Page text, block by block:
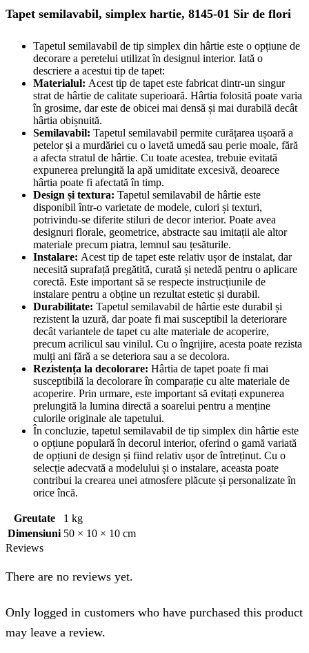
Tapet semilavabil, simplex hartie, 8145-01 Sir de flori
Tapetul semilavabil de tip simplex din hârtie este o opțiune de
decorare a peretelui utilizat în designul interior. Iată o
descriere a acestui tip de tapet:
Materialul: Acest tip de tapet este fabricat dintr-un singur
strat de hârtie de calitate superioară. Hârtia folosită poate varia
în grosime, dar este de obicei mai densă și mai durabilă decât
hârtia obișnuită.
Semilavabil: Tapetul semilavabil permite curățarea ușoară a
petelor și a murdăriei cu o lavetă umedă sau perie moale, fără
a afecta stratul de hârtie. Cu toate acestea, trebuie evitată
expunerea prelungită la apă umiditate excesivă, deoarece
hârtia poate fi afectată în timp.
Design și textura: Tapetul semilavabil de hârtie este
disponibil într-o varietate de modele, culori și texturi,
potrivindu-se diferite stiluri de decor interior. Poate avea
designuri florale, geometrice, abstracte sau imitații ale altor
materiale precum piatra, lemnul sau țesăturile.
Instalare: Acest tip de tapet este relativ ușor de instalat, dar
necesită suprafață pregătită, curată și netedă pentru o aplicare
corectă. Este important să se respecte instrucțiunile de
instalare pentru a obține un rezultat estetic și durabil.
Durabilitate: Tapetul semilavabil de hârtie este durabil și
rezistent la uzură, dar poate fi mai susceptibil la deteriorare
decât variantele de tapet cu alte materiale de acoperire,
precum acrilicul sau vinilul. Cu o îngrijire, acesta poate rezista
mulți ani fără a se deteriora sau a se decolora.
Rezistența la decolorare: Hârtia de tapet poate fi mai
susceptibilă la decolorare în comparație cu alte materiale de
acoperire. Prin urmare, este important să evitați expunerea
prelungită la lumina directă a soarelui pentru a menține
culorile originale ale tapetului.
În concluzie, tapetul semilavabil de tip simplex din hârtie este
o opțiune populară în decorul interior, oferind o gamă variată
de opțiuni de design și fiind relativ ușor de întreținut. Cu o
selecție adecvată a modelului și o instalare, aceasta poate
contribui la crearea unei atmosfere plăcute și personalizate în
orice încă.
Greutate
1 kg
Dimensiuni 50 × 10 × 10 cm
Reviews
There are no reviews yet.
Only logged in customers who have purchased this product
may leave a review.